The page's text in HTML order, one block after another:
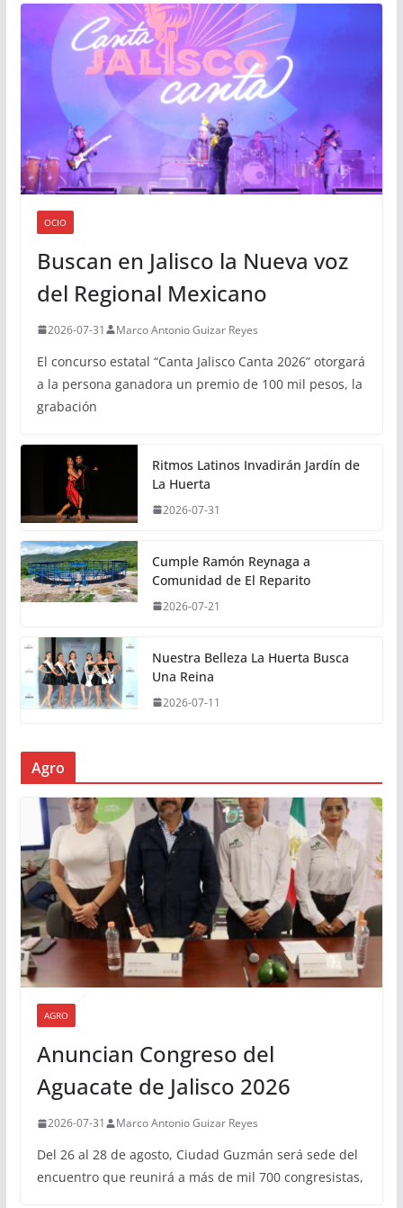
OCIO
Buscan en Jalisco la Nueva voz
del Regional Mexicano
2026-07-31 Marco Antonio Guizar Reyes
El concurso estatal “Canta Jalisco Canta 2026” otorgará
a la persona ganadora un premio de 100 mil pesos, la
grabación
Ritmos Latinos Invadirán Jardín de
La Huerta
2026-07-31
Cumple Ramón Reynaga a
Comunidad de El Reparito
2026-07-21
Nuestra Belleza La Huerta Busca
Una Reina
2026-07-11
Agro
AGRO
Anuncian Congreso del
Aguacate de Jalisco 2026
2026-07-31 Marco Antonio Guizar Reyes
Del 26 al 28 de agosto, Ciudad Guzmán será sede del
encuentro que reunirá a más de mil 700 congresistas,